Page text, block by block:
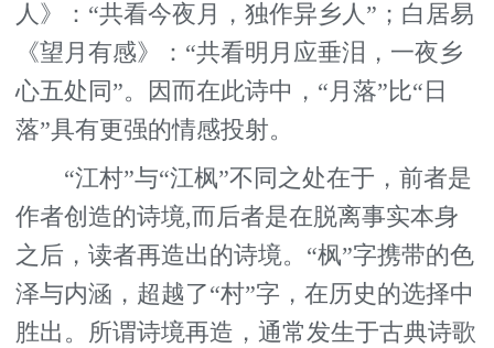
人》：“共看今夜月，独作异乡人”；白居易
《望月有感》：“共看明月应垂泪，一夜乡
心五处同”。因而在此诗中，“月落”比“日
落”具有更强的情感投射。
“江村”与“江枫”不同之处在于，前者是
作者创造的诗境,而后者是在脱离事实本身
之后，读者再造出的诗境。“枫”字携带的色
泽与内涵，超越了“村”字，在历史的选择中
胜出。所谓诗境再造，通常发生于古典诗歌